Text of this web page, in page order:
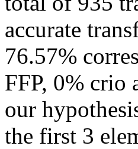
accurate
76.57%
FFP, 0% crio
our
the first 3